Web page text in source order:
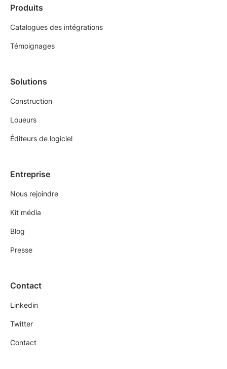
Produits
Catalogues des intégrations
Témoignages
Solutions
Construction
Loueurs
Éditeurs de logiciel
Entreprise
Nous rejoindre
Kit média
Blog
Presse
Contact
Linkedin
Twitter
Contact